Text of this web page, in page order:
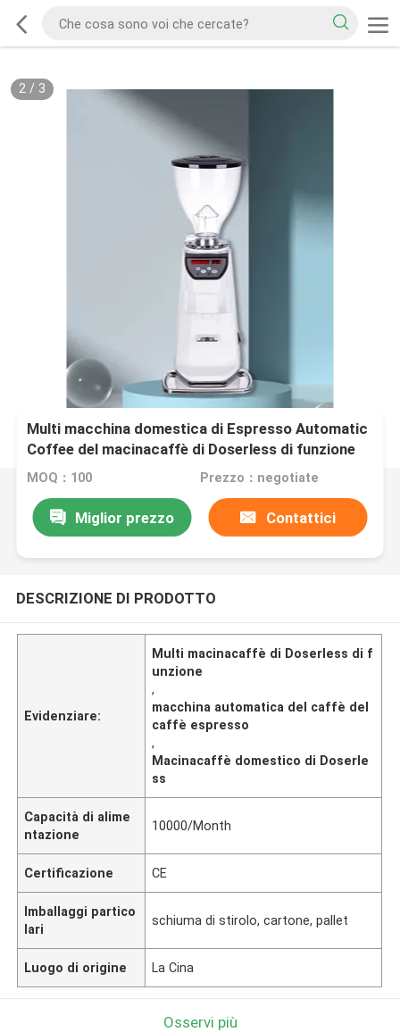
2/ 3
Multi macchina domestica di Espresso Automatic
Coffee del macinacaffè di Doserless di funzione
MOQ：100 Prezzo：negotiate
Miglior prezzo Contattici
DESCRIZIONE DI PRODOTTO
Evidenziare:
Multi macinacaffè di Doserless di f
unzione
,
macchina automatica del caffè del
caffè espresso
,
Macinacaffè domestico di Doserle
ss
Capacità di alime
ntazione
10000/Month
Certificazione CE
Imballaggi partico
lari
schiuma di stirolo, cartone, pallet
Luogo di origine La Cina
Osservi più